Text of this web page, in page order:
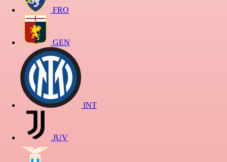
FRO
GEN
INT
JUV